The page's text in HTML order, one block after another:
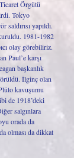
Örgütü
Tokyo
saldırısı yapıldı.
1981-1982
olay görebiliriz.
Paul’e karşı
başkanlık
İlginç olan
kavuşumu
de 1918’deki
salgınlara
orada da
olması da dikkat